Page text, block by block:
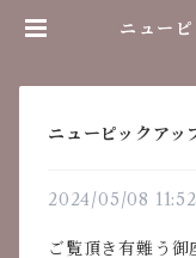
ニュー
ニューピックアッ
2024/05/08 11:52
ご覧頂き有難う